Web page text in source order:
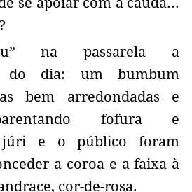
na passarela a
do dia: um bumbum
bem arredondadas e
fofura e
júri e o público foram
a coroa e a faixa à
cor-de-rosa.